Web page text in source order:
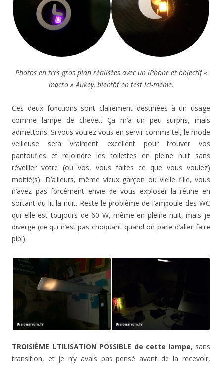
Photos en très gros plan réalisées avec un iPhone et objectif «
macro » Aukey, bientôt en test ici-même.
Ces deux fonctions sont clairement destinées à un usage
comme lampe de chevet. Ça m’a un peu surpris, mais
admettons. Si vous voulez vous en servir comme tel, le mode
veilleuse sera vraiment excellent pour trouver vos
pantoufles et rejoindre les toilettes en pleine nuit sans
réveiller votre (ou vos, vous faites ce que vous voulez)
moitié(s). D’ailleurs, même vieux garçon ou vielle fille, vous
n’avez pas forcément envie de vous exploser la rétine en
sortant du lit la nuit. Reste le problème de l’ampoule des WC
qui elle est toujours de 60 W, même en pleine nuit, mais je
diverge (ce qui n’est pas choquant quand on parle d’aller faire
pipi).
TROISIÈME UTILISATION POSSIBLE de cette lampe, sans
transition, et je n’y avais pas pensé avant de la recevoir,